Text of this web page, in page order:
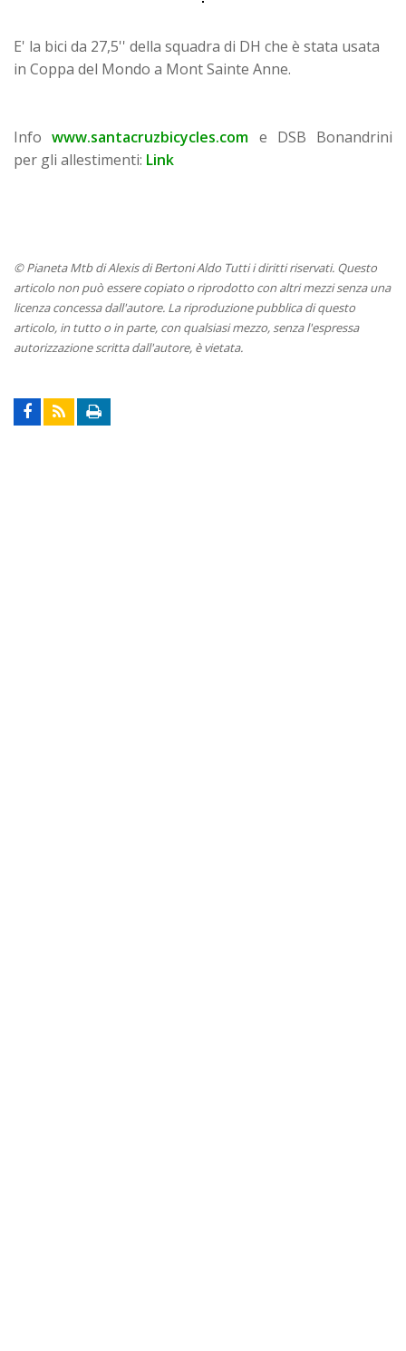
E' la bici da 27,5'' della squadra di DH che è stata usata
in Coppa del Mondo a Mont Sainte Anne.
Infowww.santacruzbicycles.com e DSB Bonandrini
per gli allestimenti: Link
© Pianeta Mtb di Alexis di Bertoni Aldo Tutti i diritti riservati. Questo
articolo non può essere copiato o riprodotto con altri mezzi senza una
licenza concessa dall'autore. La riproduzione pubblica di questo
articolo, in tutto o in parte, con qualsiasi mezzo, senza l'espressa
autorizzazione scritta dall'autore, è vietata.